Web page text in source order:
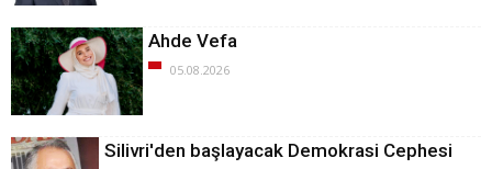
Ahde Vefa
05.08.2026
Silivri'den başlayacak Demokrasi Cephesi